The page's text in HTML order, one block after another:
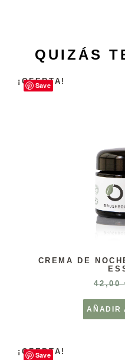
QUIZÁS
Save
¡OFERTA!
CREMA DE
42,00
AÑADIR
Save
¡OFERTA!